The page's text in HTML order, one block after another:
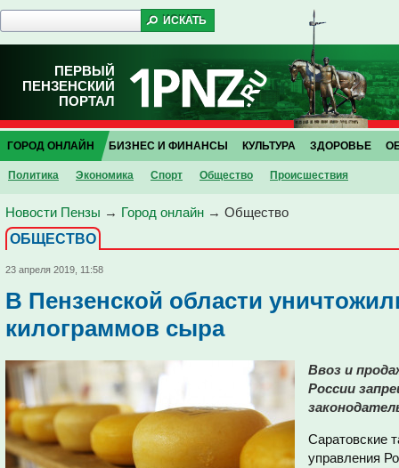
ПЕРВЫЙ
ПЕНЗЕНСКИЙ
ПОРТАЛ
ГОРОД ОНЛАЙН
Политика Экономика Спорт Общество Проиcшествия
БИЗНЕС И ФИНАНСЫ КУЛЬТУРА ЗДОРОВЬЕ
Новости Пензы → Город онлайн → Общество
ОБЩЕСТВО
23 апреля 2019, 11:58
В Пензенской области
килограммов сыра
Ввоз и
России
Саратовские
управления